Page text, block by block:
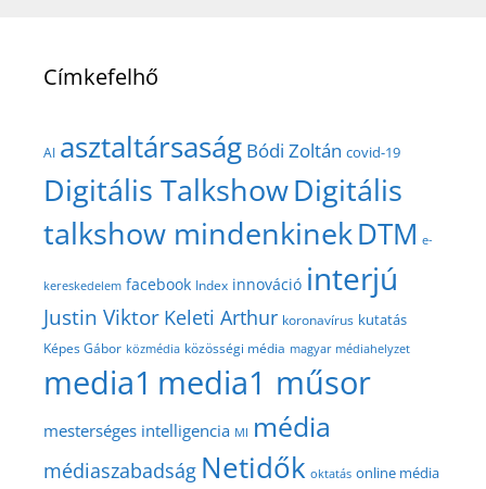
Címkefelhő
AI asztaltársaság Bódi Zoltán covid-19
Digitális TalkshowDigitális
talkshow mindenkinekDTM e-
kereskedelem facebook Index innováció interjú
Justin Viktor Keleti Arthur koronavírus kutatás
Képes Gábor közmédia közösségi média magyar médiahelyzet
media1 media1 műsor
mesterséges intelligencia MI média
médiaszabadság Netidők oktatás online média